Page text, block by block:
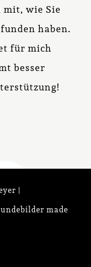
mit, wie Sie
haben.
für mich
besser
|
made